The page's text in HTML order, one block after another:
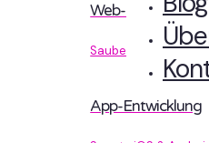
Web-Entwicklung
Sauberer Code, der
App-Entwicklung